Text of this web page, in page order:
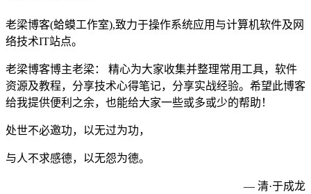
老梁博客(蛤蟆工作室),致力于操作系统应用与计算机软件及网
络技术IT站点。
老梁博客博主老梁： 精心为大家收集并整理常用工具，软件
资源及教程，分享技术心得笔记，分享实战经验。希望此博客
给我提供便利之余，也能给大家一些或多或少的帮助！
处世不必邀功，以无过为功，
与人不求感德，以无怨为德。
— 清·于成龙